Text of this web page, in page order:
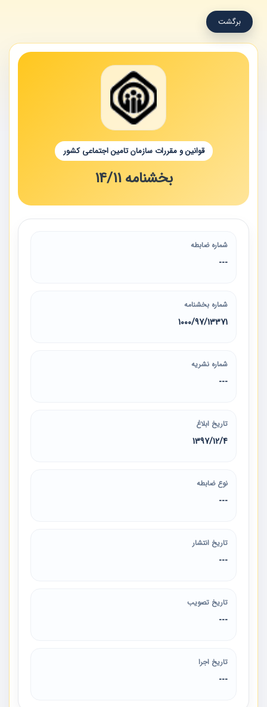
برگشت
قوانین و مقررات سازمان تامین اجتماعی کشور
بخشنامه 14/11
شماره ضابطه
---
شماره بخشنامه
1000/97/13371
شماره نشریه
---
تاریخ ابلاغ
1397/12/4
نوع ضابطه
---
تاریخ انتشار
---
تاریخ تصویب
---
تاریخ اجرا
---